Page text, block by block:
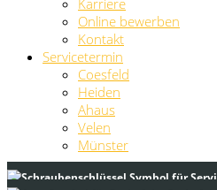
Karriere
Online bewerben
Kontakt
Servicetermin
Coesfeld
Heiden
Ahaus
Velen
Münster